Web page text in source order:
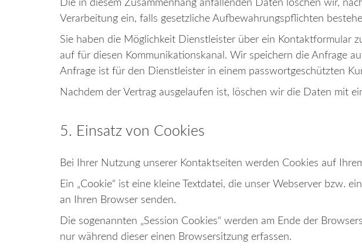
Die in diesem Zusammenhang anfallenden Daten löschen wir,
Verarbeitung ein, falls gesetzliche Aufbewahrungspflichten
Sie haben die Möglichkeit Dienstleister über ein Kontaktformular
auf für diesen Kommunikationskanal. Wir speichern die Anfrage
Anfrage ist für den Dienstleister in einem passwortgeschützten
Nachdem der Vertrag ausgelaufen ist, löschen wir die Daten mit
5. Einsatz von Cookies
Bei Ihrer Nutzung unserer Kontaktseiten werden Cookies auf
Ein „Cookie“ ist eine kleine Textdatei, die unser Webserver bzw.
an Ihren Browser senden.
Die sogenannten „Session Cookies“ werden am Ende der
nur während dieser einen Browsersitzung erfassen.